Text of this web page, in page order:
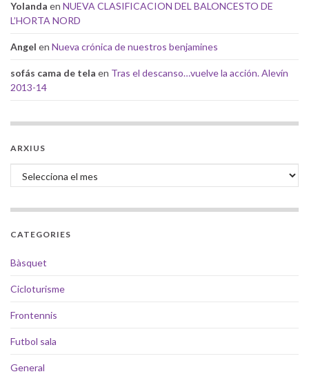
Yolanda en NUEVA CLASIFICACION DEL BALONCESTO DE
L’HORTA NORD
Angel en Nueva crónica de nuestros benjamines
sofás cama de tela en Tras el descanso…vuelve la acción. Alevín
2013-14
ARXIUS
Arxius
CATEGORIES
Bàsquet
Cicloturisme
Frontennis
Futbol sala
General